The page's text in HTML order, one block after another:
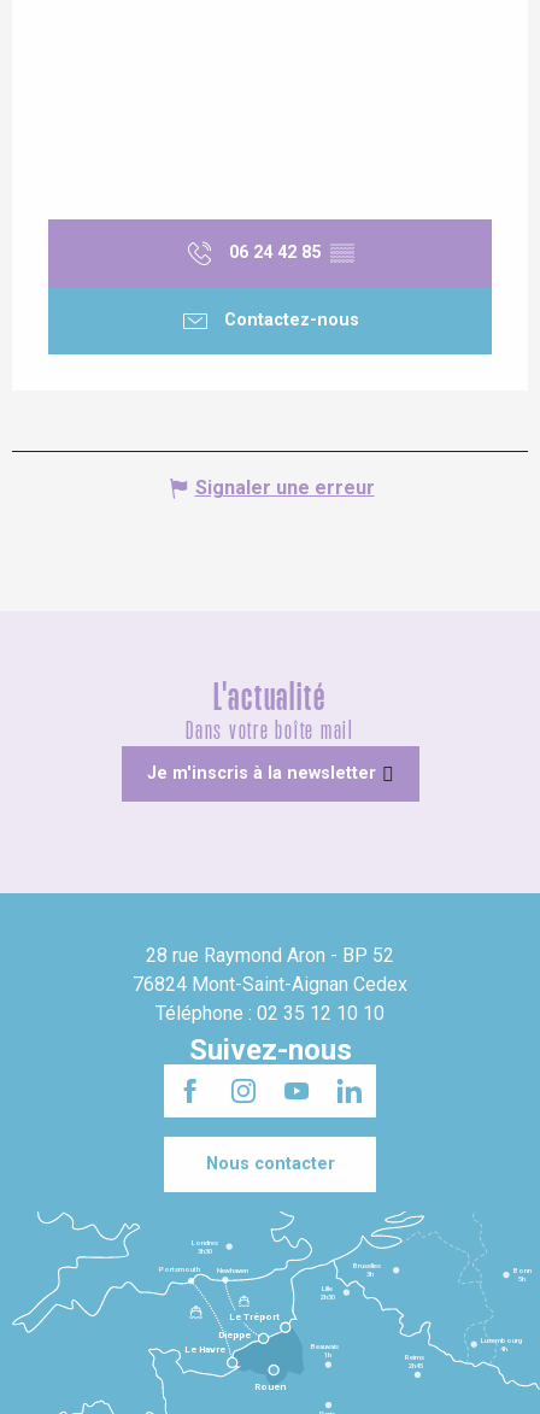
06 24 42 85 ▒▒
Contactez-nous
Signaler une erreur
L'actualité
Dans votre boîte mail
Je m'inscris à la newsletter
28 rue Raymond Aron - BP 52
76824 Mont-Saint-Aignan Cedex
Téléphone : 02 35 12 10 10
Suivez-nous
Nous contacter
Le Havre
Dieppe
Le Tréport
Beauvais
1h
Reims
2h45
Lille
2h30
Bruxelles
3h
Londres
3h30
Newhaven
Portsmouth
Bonn
5h
Luxembourg
4h
Rouen